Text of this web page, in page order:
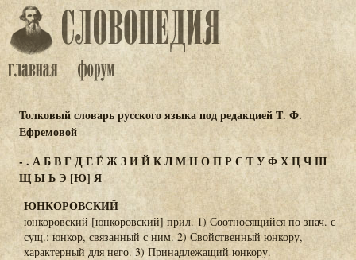
Толковый словарь русского языка под редакцией Т. Ф.
Ефремовой
- . АБВГДЕЁЖЗИЙКЛМНОПР С ТУФХЦЧШ
ЩЫЬЭ [Ю] Я
ЮНКОРОВСКИЙ
юнкоровский [юнкоровский] прил. 1) Соотносящийся по знач. с
сущ.: юнкор, связанный с ним. 2) Свойственный юнкору,
характерный для него. 3) Принадлежащий юнкору.